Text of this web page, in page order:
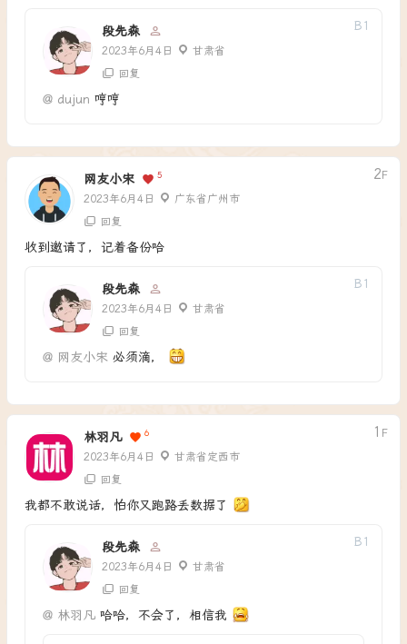
段先森
2023年6月4日 甘肃省
B 1
回复
@ dujun 哼哼
网友小宋 5
2023年6月4日 广东省广州市
2 F
回复
收到邀请了，记着备份哈
段先森
2023年6月4日 甘肃省
B 1
回复
@ 网友小宋必须滴，
林羽凡 6
2023年6月4日 甘肃省定西市
1 F
回复
我都不敢说话，怕你又跑路丢数据了
段先森
2023年6月4日 甘肃省
B 1
回复
@ 林羽凡哈哈，不会了，相信我